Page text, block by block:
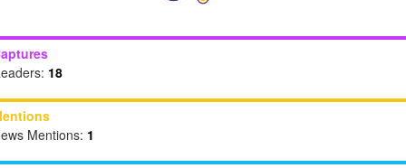
18
Mentions: 1